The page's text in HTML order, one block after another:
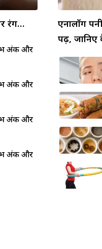
रंग…
अंक और
अंक और
अंक और
अंक और
एनालॉग
पढ़ें,